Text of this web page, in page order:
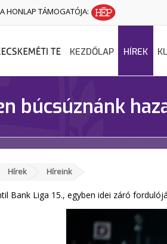
HONLAP TÁMOGATÓJA:
KEZDŐLAP HÍREK
búcsúznánk
Hírek Híreink
Bank Liga 15., egyben idei záró